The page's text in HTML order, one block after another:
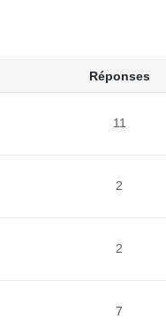
Réponses
11
2
2
7